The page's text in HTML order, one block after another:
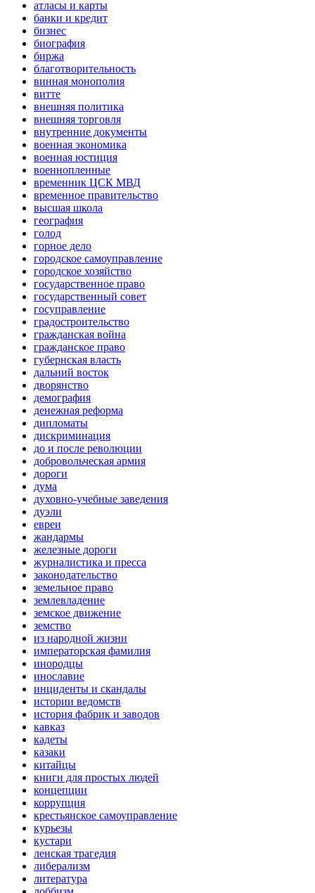
атласы и карты
банки и кредит
бизнес
биография
биржа
благотворительность
винная монополия
витте
внешняя политика
внешняя торговля
внутренние документы
военная экономика
военная юстиция
военнопленные
временник ЦСК МВД
временное правительство
высшая школа
география
голод
горное дело
городское самоуправление
городское хозяйство
государственное право
государственный совет
госуправление
градостроительство
гражданская война
гражданское право
губернская власть
дальний восток
дворянство
демография
денежная реформа
дипломаты
дискриминация
до и после революции
добровольческая армия
дороги
дума
духовно-учебные заведения
дуэли
евреи
жандармы
железные дороги
журналистика и пресса
законодательство
земельное право
землевладение
земское движение
земство
из народной жизни
императорская фамилия
инородцы
инославие
инциденты и скандалы
истории ведомств
история фабрик и заводов
кавказ
кадеты
казаки
китайцы
книги для простых людей
концепции
коррупция
крестьянское самоуправление
курьезы
кустари
ленская трагедия
либерализм
литература